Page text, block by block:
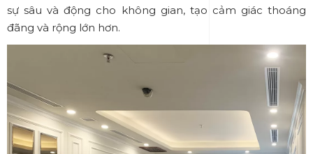
sự sâu và động cho không gian, tạo cảm giác thoáng
đãng và rộng lớn hơn.